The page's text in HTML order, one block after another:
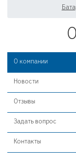
О компании
Новости
Отзывы
Задать вопрос
Контакты